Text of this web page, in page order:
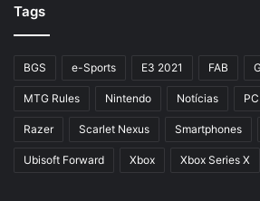
Tags
BGS e-Sports E3 2021 FAB
MTG Rules Nintendo Notícias PC
Razer Scarlet Nexus Smartphones
Ubisoft Forward Xbox Xbox Series X